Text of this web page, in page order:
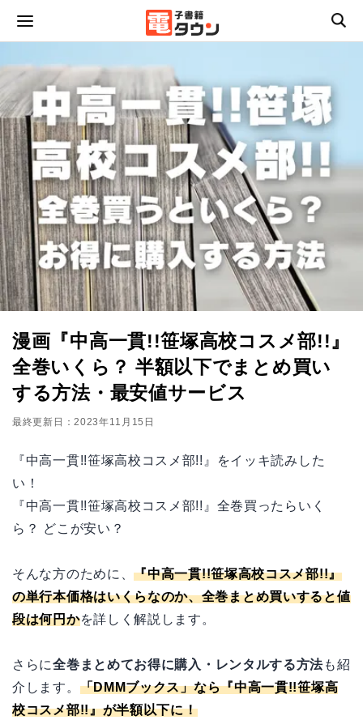
漫画『中高一貫!!笹塚高校コスメ部!!』
全巻いくら？ 半額以下でまとめ買い
する方法・最安値サービス
最終更新日：2023年11月15日
『中高一貫!!笹塚高校コスメ部!!』をイッキ読みした
い！
『中高一貫!!笹塚高校コスメ部!!』全巻買ったらいく
ら？ どこが安い？
そんな方のために、『中高一貫!!笹塚高校コスメ部!!』
の単行本価格はいくらなのか、全巻まとめ買いすると値
段は何円かを詳しく解説します。
さらに全巻まとめてお得に購入・レンタルする方法も紹
介します。 「DMMブックス」なら『中高一貫!!笹塚高
校コスメ部!!』が半額以下に！